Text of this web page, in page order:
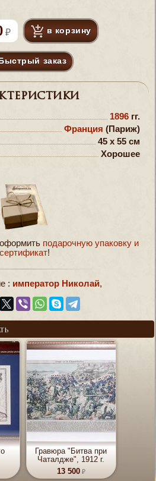
в корзину
Быстрый заказ
1896 гг.
Франция (Париж)
45 x 55 см
Хорошее
подарочную упаковку и
сертификат!
: император Николай,
Гравюра "Битва при
Чаталдже", 1912 г.
13 500